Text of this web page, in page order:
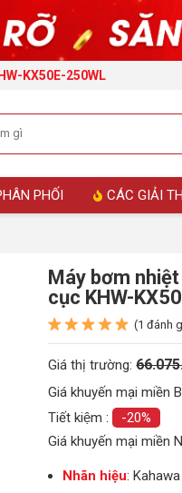
KX50E-250WL
PHỐI CÁC GIẢI
Máy bơm
cục KHW-
(1 đánh
Giá thị trường:
Giá khuyến mại miền
Tiết kiệm :
-20%
Giá khuyến mại miền
Nhãn hiệu: Kahawa